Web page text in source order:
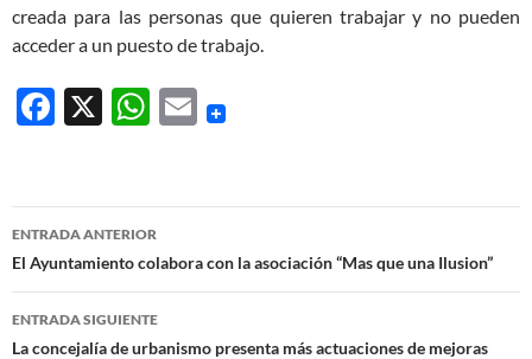
creada para las personas que quieren trabajar y no pueden
acceder a un puesto de trabajo.
F
b
o
o
k
X
W
s
A
p
p
E
Navegación
de
entradas
ENTRADA ANTERIOR
El Ayuntamiento colabora con la asociación “Mas que una Ilusion”
ENTRADA SIGUIENTE
La concejalía de urbanismo presenta más actuaciones de mejoras